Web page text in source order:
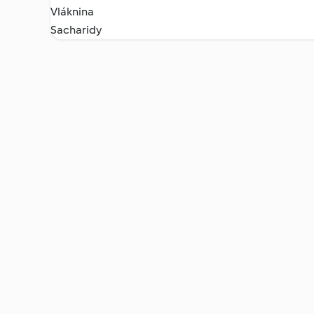
Vláknina
Sacharidy